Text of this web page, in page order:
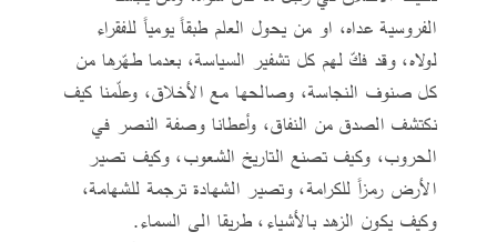
الفروسية عداه، او من يحول العلم طبقاً يومياً للفقراء
لولاه، وقد فكّ لهم كل تشفير السياسة، بعدما طهّرها من
كل صنوف النجاسة، وصالحها مع الأخلاق، وعلّمنا كيف
نكتشف الصدق من النفاق، وأعطانا وصفة النصر في
الحروب، وكيف تصنع التاريخ الشعوب، وكيف تصير
الأرض رمزاً للكرامة، وتصير الشهادة ترجمة للشهامة،
وكيف يكون الزهد بالأشياء، طريقا الى السماء.